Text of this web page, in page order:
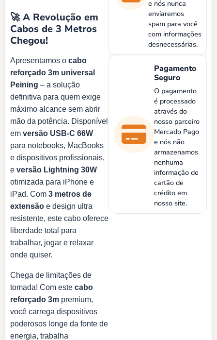
🚀 A Revolução em
Cabos de 3 Metros
Chegou!
Apresentamos o cabo
reforçado 3m universal
Peining – a solução
definitiva para quem exige
máximo alcance sem abrir
mão da potência. Disponível
em versão USB-C 66W
para notebooks, MacBooks
e dispositivos profissionais,
e versão Lightning 30W
otimizada para iPhone e
iPad. Com 3 metros de
extensão e design ultra
resistente, este cabo oferece
liberdade total para
trabalhar, jogar e relaxar
onde quiser.
Chega de limitações de
tomada! Com este cabo
reforçado 3m premium,
você carrega dispositivos
poderosos longe da fonte de
energia, trabalha
e nós nunca
enviaremos
spam para você
com informações
desnecessárias.
Pagamento
Seguro
O pagamento
é processado
através do
nosso parceiro
Mercado Pago
e nós não
armazenamos
nenhuma
informação de
cartão de
crédito em
nosso site.